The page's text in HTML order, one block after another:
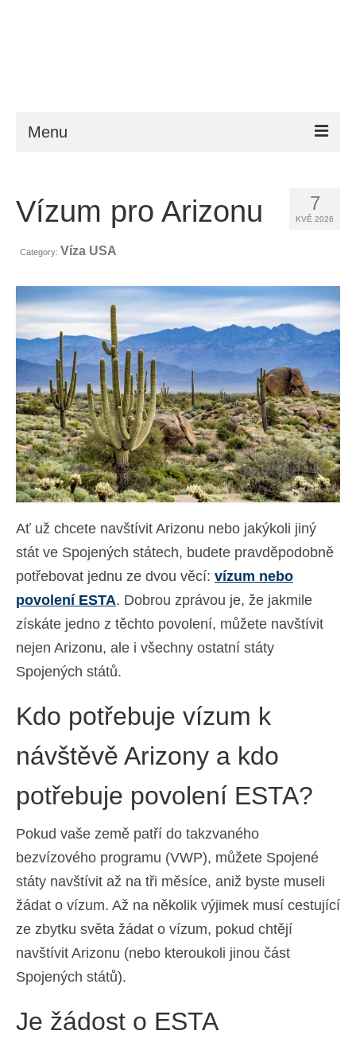
Menu
Požadavky
Nápověda
Zprávy
Kontakt
Žádost
Čeština
Hrvatski(Chorvatský)
Dansk(Dánský)
Nederlands( Holandský)
English Angličtina )
Eesti(Estonština)
Suomi( Finský)
Français
Řečtina
עברית( Hebrejština
Magyar Maďarština)
Italiano( Ital)
日本語(Japonský)
Norsk bokmål( Norwegian bokmål)
Polski( Polský )
Slovenčina( Slovenština
7
KVĚ 2026
Vízum pro Arizonu
Category: Víza USA
Ať už chcete navštívit Arizonu nebo jakýkoli jiný
stát ve Spojených státech, budete pravděpodobně
potřebovat jednu ze dvou věcí: vízum nebo
povolení ESTA. Dobrou zprávou je, že jakmile
získáte jedno z těchto povolení, můžete navštívit
nejen Arizonu, ale i všechny ostatní státy
Spojených států.
Kdo potřebuje vízum k
návštěvě Arizony a kdo
potřebuje povolení ESTA?
Pokud vaše země patří do takzvaného
bezvízového programu (VWP), můžete Spojené
státy navštívit až na tři měsíce, aniž byste museli
žádat o vízum. Až na několik výjimek musí cestující
ze zbytku světa žádat o vízum, pokud chtějí
navštívit Arizonu (nebo kteroukoli jinou část
Spojených států).
Je žádost o ESTA